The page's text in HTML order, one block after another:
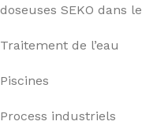
doseuses SEKO dans
Traitement de l’eau
Piscines
Process industriels